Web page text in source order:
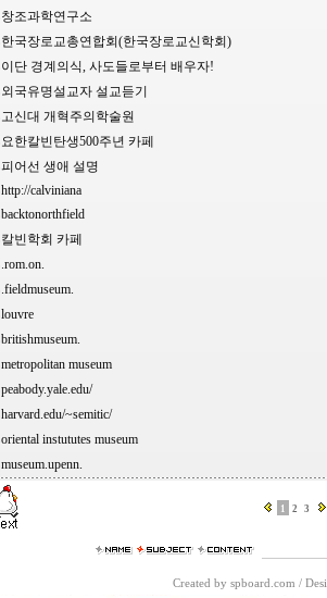
창조과학연구소
한국장로교총연합회(한국장로교신학회)
이단 경계의식, 사도들로부터 배우자!
외국유명설교자 설교듣기
고신대 개혁주의학술원
요한칼빈탄생500주년 카페
피어선 생애 설명
http://calviniana
backtonorthfield
칼빈학회 카페
.rom.on.
.fieldmuseum.
louvre
britishmuseum.
metropolitan museum
peabody.yale.edu/
harvard.edu/~semitic/
oriental instututes museum
museum.upenn.
1 2 3
Created by spboard.com /